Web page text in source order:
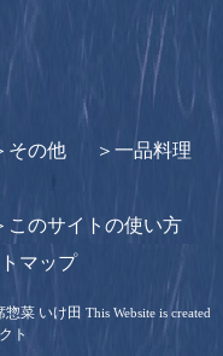
その他 一品料理
このサイトの使い方
マップ
惣菜 いけ田 This Website is created
ト